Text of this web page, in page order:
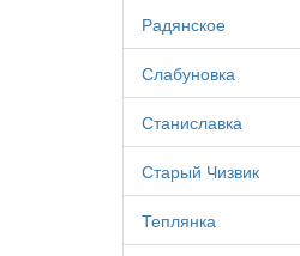
Радянское
Слабуновка
Станиславка
Старый Чизвик
Теплянка